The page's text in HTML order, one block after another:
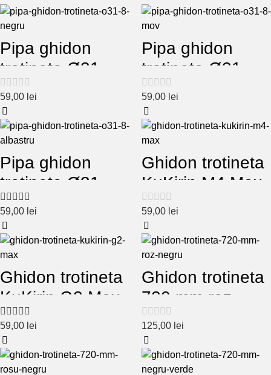
Pipa ghidon
trotineta Ø31.8
negru
59,00 lei
Pipa ghidon
trotineta Ø31.8
mov
59,00 lei
Pipa ghidon
trotineta Ø31.8
albastru
59,00 lei
Ghidon trotineta
KuKirin M4 Max
59,00 lei
Ghidon trotineta
KuKirin G2 Max
59,00 lei
Ghidon trotineta
720 mm roz –
negru
125,00 lei